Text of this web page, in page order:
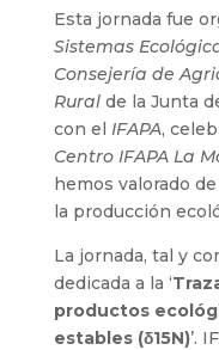
Esta jornada fue
Sistemas
Consejería de
Ruralde la Junta
con el IFAPA,
Centro IFAPA La
hemos valorado
la producción
La jornada, tal y
dedicada a la ‘
productos
estables (δ15N)’.